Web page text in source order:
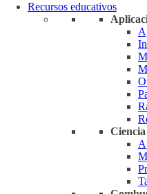
Recursos educativos
Ciencia